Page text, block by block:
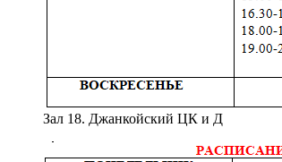
Зал 18. Джанкойский ЦК и Д